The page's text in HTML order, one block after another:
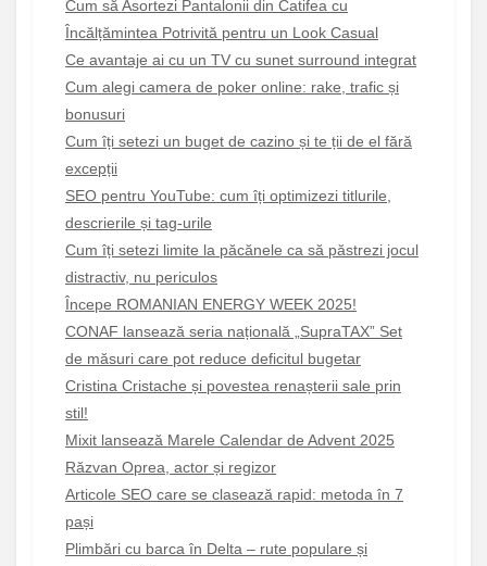
Cum să Asortezi Pantalonii din Catifea cu
Încălțămintea Potrivită pentru un Look Casual
Ce avantaje ai cu un TV cu sunet surround integrat
Cum alegi camera de poker online: rake, trafic și
bonusuri
Cum îți setezi un buget de cazino și te ții de el fără
excepții
SEO pentru YouTube: cum îți optimizezi titlurile,
descrierile și tag-urile
Cum îți setezi limite la păcănele ca să păstrezi jocul
distractiv, nu periculos
Începe ROMANIAN ENERGY WEEK 2025!
CONAF lansează seria națională „SupraTAX” Set
de măsuri care pot reduce deficitul bugetar
Cristina Cristache și povestea renașterii sale prin
stil!
Mixit lansează Marele Calendar de Advent 2025
Răzvan Oprea, actor și regizor
Articole SEO care se clasează rapid: metoda în 7
pași
Plimbări cu barca în Delta – rute populare și